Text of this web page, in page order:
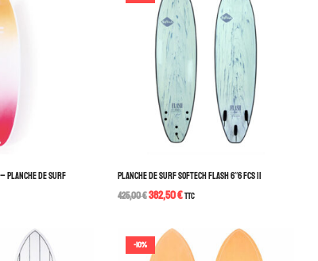
– PLANCHE DE SURF
PLANCHE DE SURF SOFTECH FLASH 6″6 FCS II
425,00€382,50€TTC
-10%